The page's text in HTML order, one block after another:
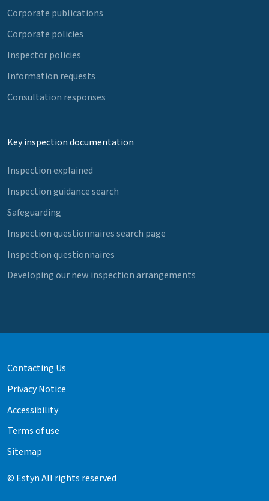
Corporate publications
Corporate policies
Inspector policies
Information requests
Consultation responses
Key inspection documentation
Inspection explained
Inspection guidance search
Safeguarding
Inspection questionnaires search page
Inspection questionnaires
Developing our new inspection arrangements
Contacting Us
Privacy Notice
Accessibility
Terms of use
Sitemap
© Estyn All rights reserved